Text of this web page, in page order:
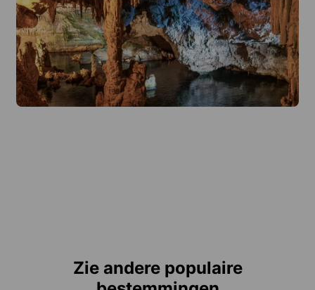
Zie andere populaire